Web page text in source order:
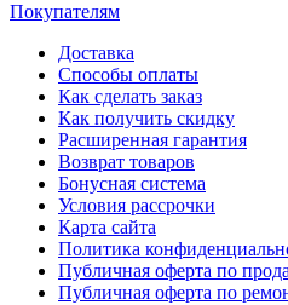
Покупателям
Доставка
Способы оплаты
Как сделать заказ
Как получить скидку
Расширенная гарантия
Возврат товаров
Бонусная система
Условия рассрочки
Карта сайта
Политика
Публичная оферта по
Публичная оферта по